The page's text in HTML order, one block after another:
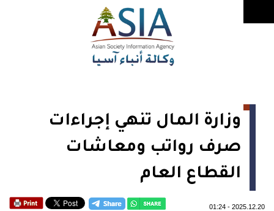
وزارة المال تنهي إجراءات
صرف رواتب ومعاشات
القطاع العام
2025.12.20
-
01:24